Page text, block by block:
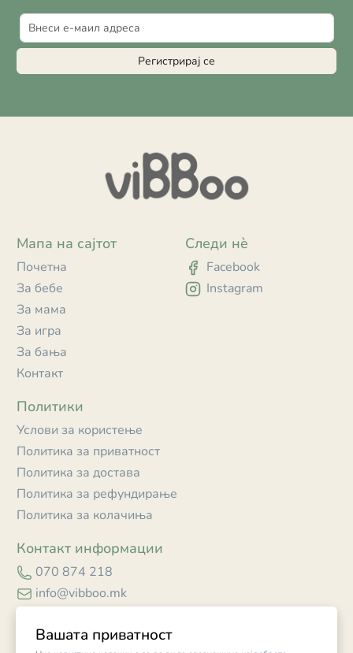
Вашата приватност
Регистрирај се
Мапа на сајтот
Почетна
За бебе
За мама
За игра
За бања
Контакт
Политики
Услови за користење
Политика за приватност
Политика за достава
Политика за рефундирање
Политика за колачиња
Контакт информации
070 874 218
info@vibboo.mk
Следи нè
Facebook
Instagram